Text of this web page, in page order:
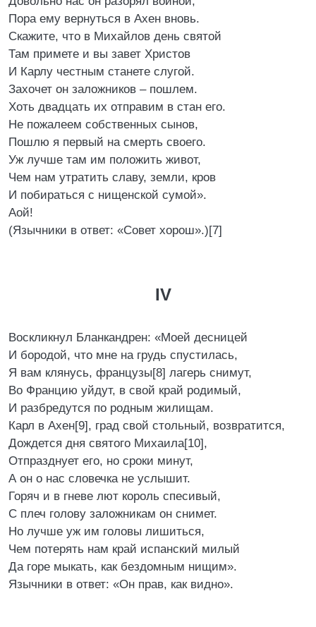
Пора ему вернуться в Ахен вновь.
Скажите, что в Михайлов день святой
Там примете и вы завет Христов
И Карлу честным станете слугой.
Захочет он заложников – пошлем.
Хоть двадцать их отправим в стан его.
Не пожалеем собственных сынов,
Пошлю я первый на смерть своего.
Уж лучше там им положить живот,
Чем нам утратить славу, земли, кров
И побираться с нищенской сумой».
Аой!
(Язычники в ответ: «Совет хорош».)[7]
IV
Воскликнул Бланкандрен: «Моей десницей
И бородой, что мне на грудь спустилась,
Я вам клянусь, французы[8] лагерь снимут,
Во Францию уйдут, в свой край родимый,
И разбредутся по родным жилищам.
Карл в Ахен[9], град свой стольный, возвратится,
Дождется дня святого Михаила[10],
Отпразднует его, но сроки минут,
А он о нас словечка не услышит.
Горяч и в гневе лют король спесивый,
С плеч голову заложникам он снимет.
Но лучше уж им головы лишиться,
Чем потерять нам край испанский милый
Да горе мыкать, как бездомным нищим».
Язычники в ответ: «Он прав, как видно».